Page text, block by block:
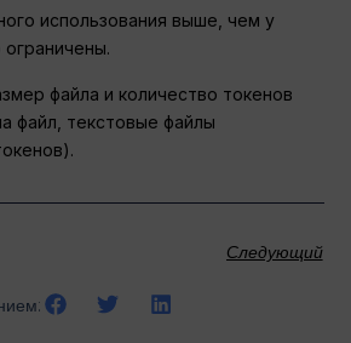
использования выше, чем у
файла и количество токенов
файл, текстовые файлы
Следующий